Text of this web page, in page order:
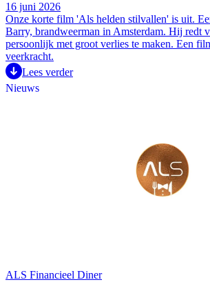
16 juni 2026
Onze korte film 'Als helden stilvallen' is uit.
Barry, brandweerman in Amsterdam. Hij redt
persoonlijk met groot verlies te maken. Een
veerkracht.
Lees verder
Nieuws
ALS Financieel Diner